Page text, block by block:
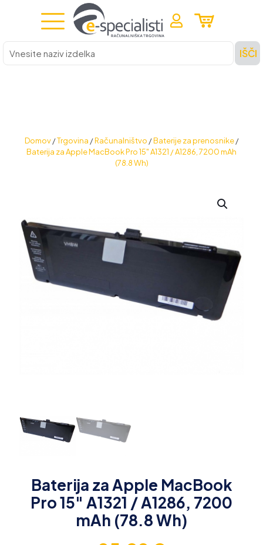
Vnesite
naziv
izdelka
IŠČI
Domov /Trgovina /Računalništvo /Baterije za prenosnike /
Baterija za Apple MacBook Pro 15" A1321 / A1286, 7200 mAh
(78.8 Wh)
Baterija za Apple MacBook
Pro 15" A1321 / A1286, 7200
mAh (78.8 Wh)